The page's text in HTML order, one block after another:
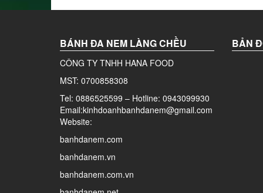
BÁNH ĐA NEM LÀNG CHỀU
CÔNG TY TNHH HANA FOOD
MST: 0700858308
Tel: 0886525599 – Hotline: 0943099930
Email:kinhdoanhbanhdanem@gmail.com
Website:
banhdanem.com
banhdanem.vn
banhdanem.com.vn
BẢN